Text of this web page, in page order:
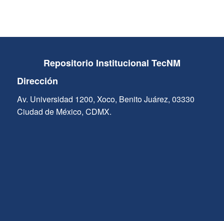
Repositorio Institucional TecNM
Dirección
Av. Universidad 1200, Xoco, Benito Juárez, 03330
Ciudad de México, CDMX.